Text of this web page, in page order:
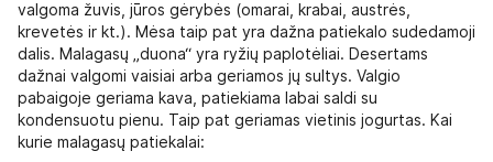
valgoma žuvis, jūros gėrybės (omarai, krabai, austrės,
krevetės ir kt.). Mėsa taip pat yra dažna patiekalo sudedamoji
dalis. Malagasų „duona“ yra ryžių paplotėliai. Desertams
dažnai valgomi vaisiai arba geriamos jų sultys. Valgio
pabaigoje geriama kava, patiekiama labai saldi su
kondensuotu pienu. Taip pat geriamas vietinis jogurtas. Kai
kurie malagasų patiekalai: